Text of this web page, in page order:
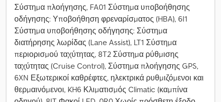
Σύστημα πλοήγησης, FA01 Σύστημα υποβοήθησης
οδήγησης: Υποβοήθηση φρεναρίσματος (HBA), 6I1
Σύστημα υποβοήθησης οδήγησης: Σύστημα
διατήρησης λωρίδας (Lane Assist), LT1 Σύστημα
περιορισμού ταχύτητας, 8T2 Σύστημα ρύθμισης
ταχύτητας (Cruise Control), Σύστημα πλοήγησης GPS,
6XN Εξωτερικοί καθρέφτες, ηλεκτρικά ρυθμιζόμενοι και
θερμαινόμενοι, KH6 Κλιματισμός Climatic (καμπίνα